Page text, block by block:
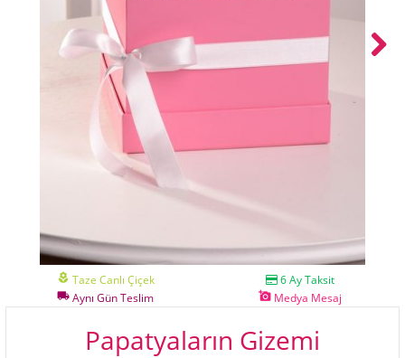
local_florist Taze Canlı Çiçek 6 Ay Taksit
local_shipping Aynı Gün Teslim add_a_photoMedya Mesaj
Papatyaların Gizemi